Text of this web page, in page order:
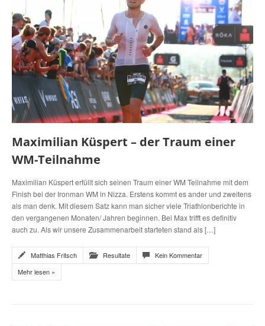
Maximilian Küspert – der Traum einer
WM-Teilnahme
Maximilian Küspert erfüllt sich seinen Traum einer WM Teilnahme mit dem
Finish bei der Ironman WM in Nizza. Erstens kommt es ander und zweitens
als man denk. Mit diesem Satz kann man sicher viele Triathlonberichte in
den vergangenen Monaten/ Jahren beginnen. Bei Max trifft es definitiv
auch zu. Als wir unsere Zusammenarbeit starteten stand als […]
Matthias Fritsch Resultate
Kein Kommentar
Mehr lesen »